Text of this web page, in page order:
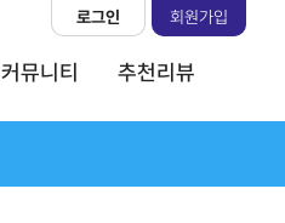
커뮤니티 추천리뷰
로그인 회원가입